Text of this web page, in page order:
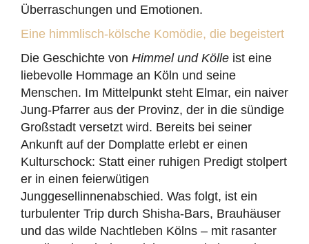
Überraschungen und Emotionen.
Eine himmlisch-kölsche Komödie, die begeistert
Die Geschichte von Himmel und Kölle ist eine
liebevolle Hommage an Köln und seine
Menschen. Im Mittelpunkt steht Elmar, ein naiver
Jung-Pfarrer aus der Provinz, der in die sündige
Großstadt versetzt wird. Bereits bei seiner
Ankunft auf der Domplatte erlebt er einen
Kulturschock: Statt einer ruhigen Predigt stolpert
er in einen feierwütigen
Junggesellinnenabschied. Was folgt, ist ein
turbulenter Trip durch Shisha-Bars, Brauhäuser
und das wilde Nachtleben Kölns – mit rasanter